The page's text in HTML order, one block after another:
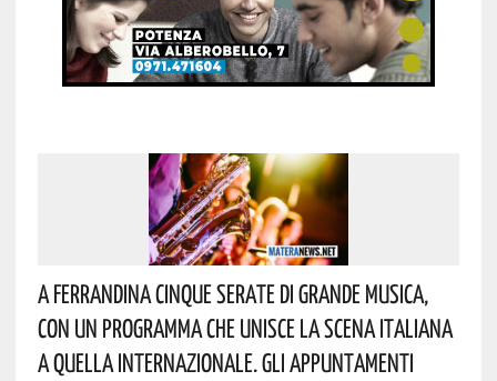
A Ferrandina Cinque Serate Di Grande Musica,
Con Un Programma Che Unisce La Scena Italiana
A Quella Internazionale. Gli Appuntamenti